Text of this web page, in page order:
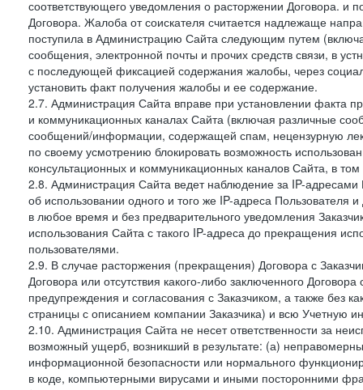
соответствующего уведомления о расторжении Договора. и
Договора. Жалоба от соискателя считается надлежаще
поступила в Администрацию Сайта следующим путем
сообщения, электронной почты и прочих средств связи, в
с последующей фиксацией содержания жалобы, через
установить факт получения жалобы и ее содержание.
2.7. Администрация Сайта вправе при установлении факта
и коммуникационных каналах Сайта (включая различные
сообщений/информации, содержащей спам, нецензурную
по своему усмотрению блокировать возможность
консультационных и коммуникационных каналов Сайта, в
2.8. Администрация Сайта ведет наблюдение за IP-
об использовании одного и того же IP-адреса Пользователя
в любое время и без предварительного уведомления
использования Сайта с такого IP-адреса до прекращения
пользователями.
2.9. В случае расторжения (прекращения) Договора с
Договора или отсутствия какого-либо заключенного
предупреждения и согласования с Заказчиком, а также без
страницы с описанием компании Заказчика) и всю Учетную
2.10. Администрация Сайта не несет ответственности за
возможный ущерб, возникший в результате: (а)
информационной безопасности или нормального
в коде, компьютерными вирусами и иными посторонними